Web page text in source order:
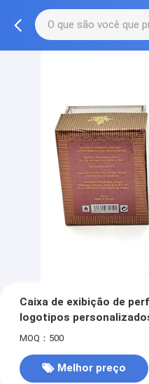
Caixa de exibição de
logotipos
transparente e material
MOQ：500
Melhor preço